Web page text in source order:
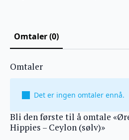
Omtaler (0)
Omtaler
Det er ingen omtaler ennå.
Bli den første til å omtale
Hippies – Ceylon (sølv)»